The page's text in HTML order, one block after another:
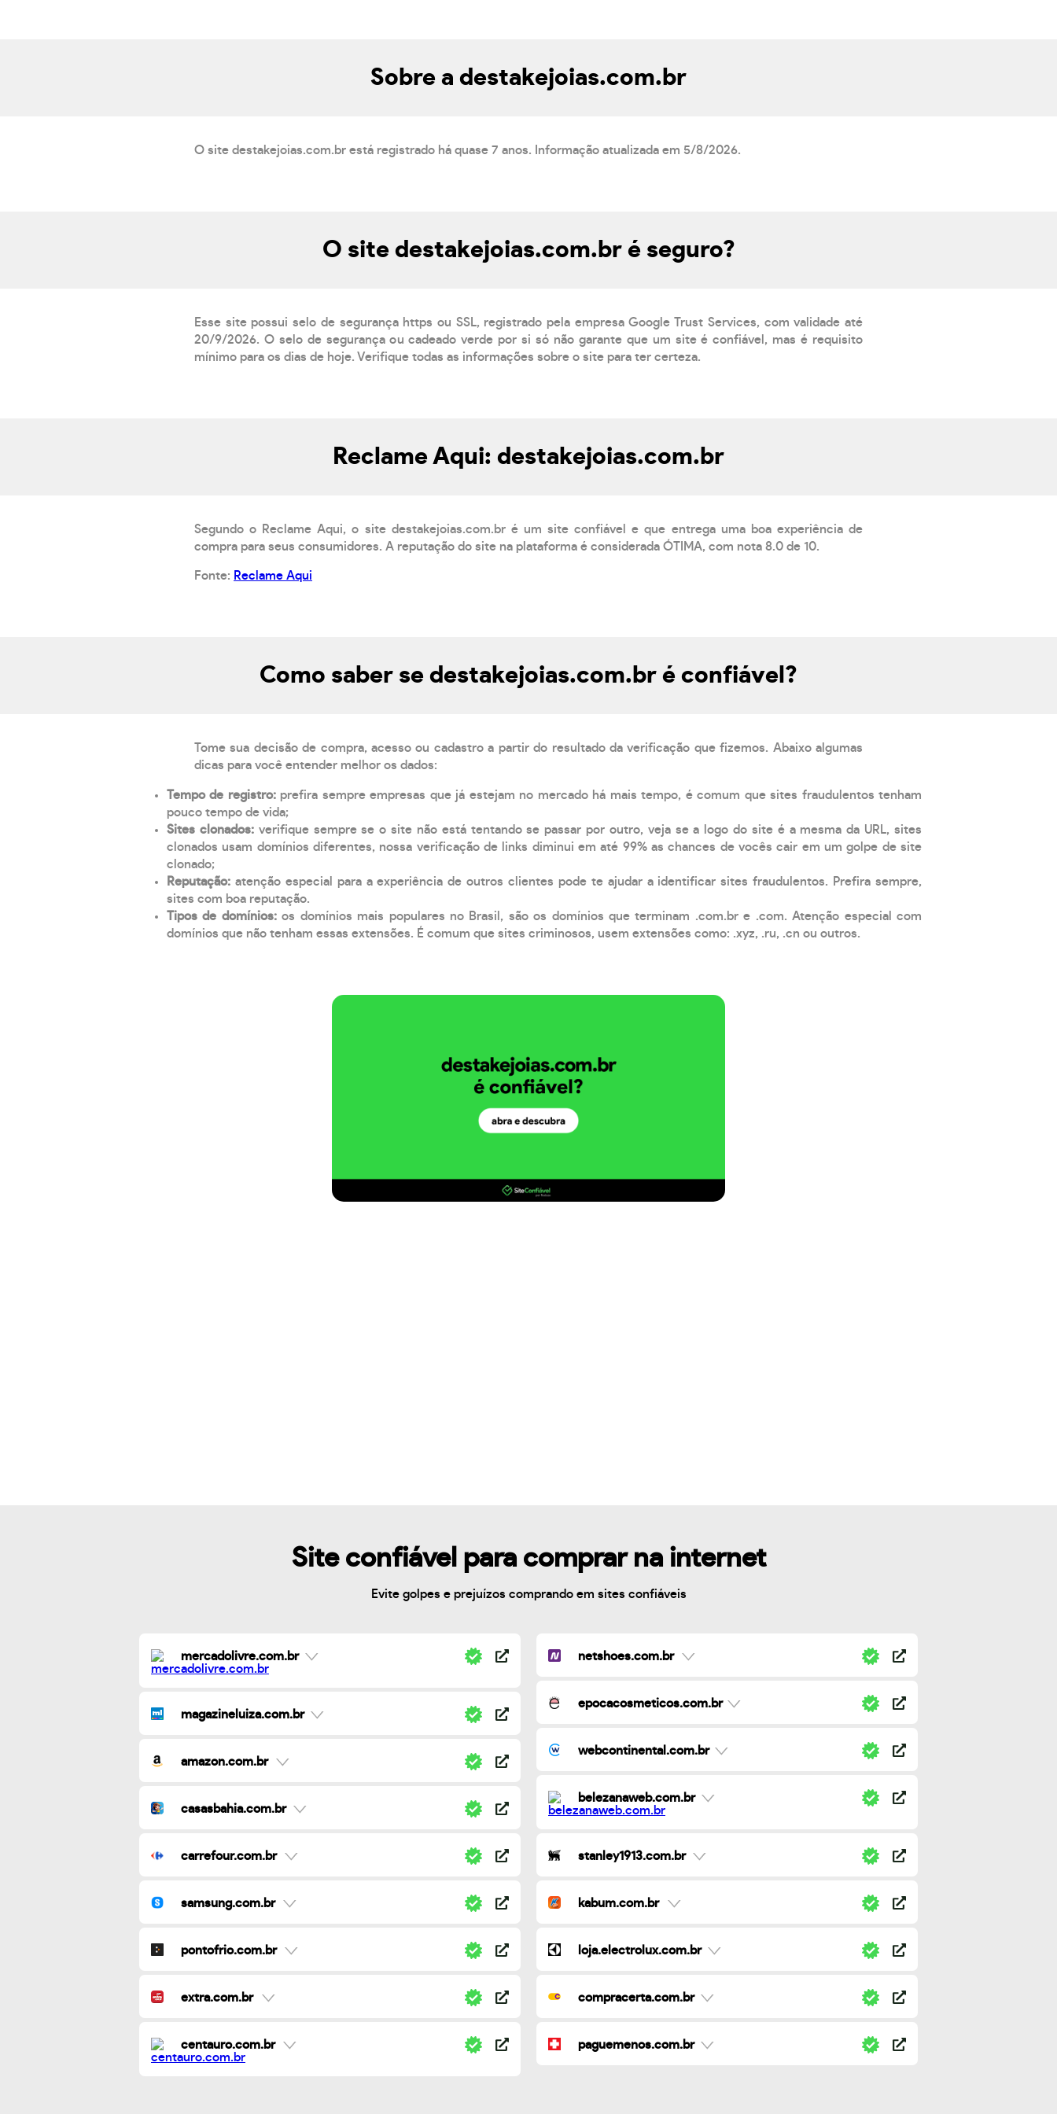
Sobre a destakejoias.com.br
O site destakejoias.com.br está registrado há quase 7 anos. Informação atualizada em 5/8/2026.
O site destakejoias.com.br é seguro?
Esse site possui selo de segurança https ou SSL, registrado pela empresa Google Trust Services, com validade até
20/9/2026. O selo de segurança ou cadeado verde por si só não garante que um site é confiável, mas é requisito
mínimo para os dias de hoje. Verifique todas as informações sobre o site para ter certeza.
Reclame Aqui: destakejoias.com.br
Segundo o Reclame Aqui, o site destakejoias.com.br é um site confiável e que entrega uma boa experiência de
compra para seus consumidores. A reputação do site na plataforma é considerada ÓTIMA, com nota 8.0 de 10.
Fonte: Reclame Aqui
Como saber se destakejoias.com.br é confiável?
Tome sua decisão de compra, acesso ou cadastro a partir do resultado da verificação que fizemos. Abaixo algumas
dicas para você entender melhor os dados:
Tempo de registro: prefira sempre empresas que já estejam no mercado há mais tempo, é comum que sites fraudulentos tenham
pouco tempo de vida;
Sites clonados: verifique sempre se o site não está tentando se passar por outro, veja se a logo do site é a mesma da URL, sites
clonados usam domínios diferentes, nossa verificação de links diminui em até 99% as chances de vocês cair em um golpe de site
clonado;
Reputação: atenção especial para a experiência de outros clientes pode te ajudar a identificar sites fraudulentos. Prefira sempre,
sites com boa reputação.
Tipos de domínios:os domínios mais populares no Brasil, são os domínios que terminam .com.br e .com. Atenção especial com
domínios que não tenham essas extensões. É comum que sites criminosos, usem extensões como: .xyz, .ru, .cn ou outros.
Site confiável para comprar na internet
Evite golpes e prejuízos comprando em sites confiáveis
mercadolivre.com.br
magazineluiza.com.br
amazon.com.br
casasbahia.com.br
carrefour.com.br
samsung.com.br
pontofrio.com.br
extra.com.br
centauro.com.br
netshoes.com.br
epocacosmeticos.com.br
webcontinental.com.br
belezanaweb.com.br
stanley1913.com.br
kabum.com.br
loja.electrolux.com.br
compracerta.com.br
paguemenos.com.br